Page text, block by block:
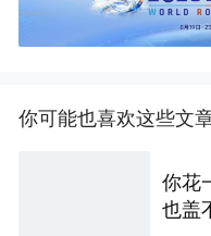
你可能也喜欢这些文
你花
也盖